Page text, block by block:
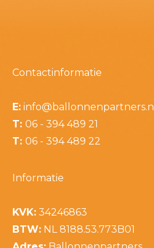
Contactinformatie
E: info@ballonnenpartners.nl
T: 06 - 394 489 21
T: 06 - 394 489 22
Informatie
KVK: 34246863
BTW: NL 8188.53.773B01